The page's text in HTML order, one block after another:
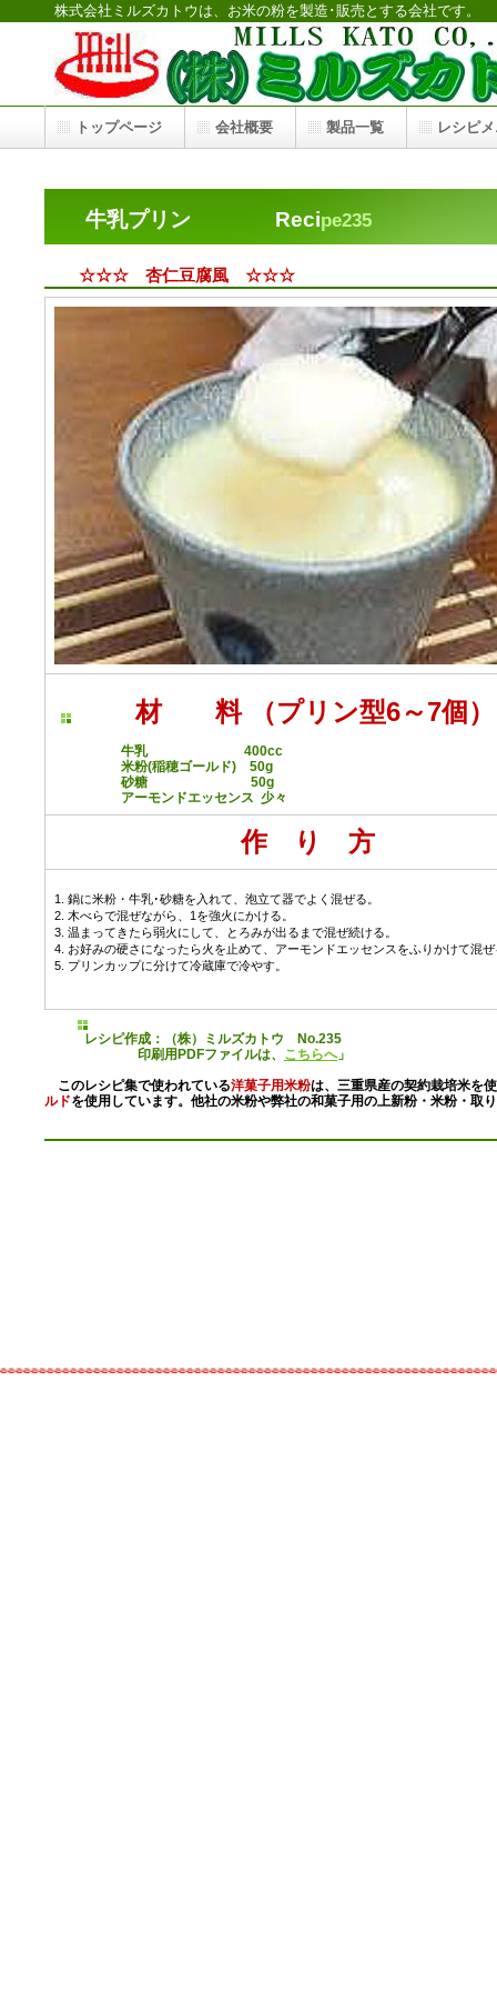
株式会社ミルズカトウは、お米の粉を製造･販売とする会社です。
牛乳プリン Recipe235
☆☆☆ 杏仁豆腐風 ☆☆☆
材 料 （プリン型6～7個）
牛乳 400cc
米粉(稲穂ゴールド) 50g
砂糖 50g
アーモンドエッセンス 少々
作 り 方
1. 鍋に米粉・牛乳･砂糖を入れて、泡立て器でよく混ぜる。
2. 木べらで混ぜながら、1を強火にかける。
3. 温まってきたら弱火にして、とろみが出るまで混ぜ続ける。
4. お好みの硬さになったら火を止めて、アーモンドエッセンスをふりかけて混ぜ
5. プリンカップに分けて冷蔵庫で冷やす。
レシピ作成：（株）ミルズカトウ No.235
印刷用PDFファイルは、 こちらへ」
このレシピ集で使われている洋菓子用米粉は、三重県産の契約栽培米を
ルドを使用しています。他社の米粉や弊社の和菓子用の上新粉・米粉・取
トップページ 会社概要 製品一覧 レシピ